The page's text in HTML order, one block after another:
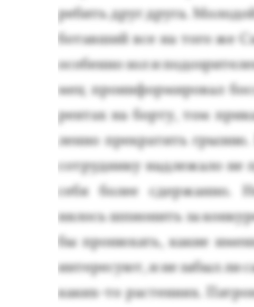
ребить друг дру­га.
ботав­ший все на то­го же
осо­бен­но зол и
мец про­ин­форми­ровал
рен­тах на бор­ту, том
ленно прек­ра­тить грыз­ню.
сот­рудни­ку над­ле­жало не
се­бя бо­лее сдер­жанно.
нялось шпи­онить за
бы про­нюхать, ка­кие
ин­те­ресу­ют, и не за­был ли
ка­ких-то рас­те­ни­ях.